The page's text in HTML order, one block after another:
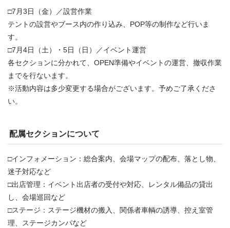
□7月3日（金）／設営作業
テントの設営やブース内の作り込み、POP等の制作など行いま
す。
□7月4日（土）・5日（日）／イベント運営
各セクションに分かれて、OPEN準備やイベントの運営、撤収作業
までを行ないます。
※活動内容は多少変更する場合がございます。予めご了承くださ
い。
配属セクションについて
□インフォメーション：総合案内、会場マップの配布、落とし物、
迷子対応など
□出店管理：イベント出店者の受付や対応、レンタル備品の貸出
し、会場巡回など
□ステージ：ステージ機材の搬入、関係者車輌の誘導、控え室管
理、ステージカンパなど